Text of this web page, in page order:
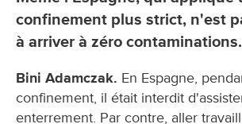
confinement plus strict, n'est
à arriver à zéro contaminations.
Bini Adamczak. En Espagne,
confinement, il était interdit
enterrement. Par contre, aller